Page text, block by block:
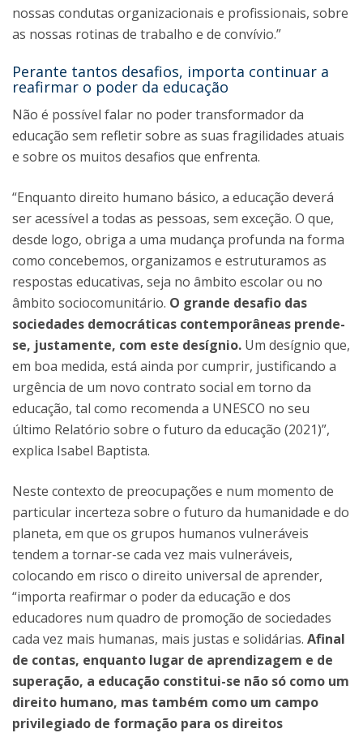
nossas condutas organizacionais e profissionais, sobre
as nossas rotinas de trabalho e de convívio.”
Perante tantos desafios, importa continuar a
reafirmar o poder da educação
Não é possível falar no poder transformador da
educação sem refletir sobre as suas fragilidades atuais
e sobre os muitos desafios que enfrenta.
“Enquanto direito humano básico, a educação deverá
ser acessível a todas as pessoas, sem exceção. O que,
desde logo, obriga a uma mudança profunda na forma
como concebemos, organizamos e estruturamos as
respostas educativas, seja no âmbito escolar ou no
âmbito sociocomunitário. O grande desafio das
sociedades democráticas contemporâneas prende-
se, justamente, com este desígnio. Um desígnio que,
em boa medida, está ainda por cumprir, justificando a
urgência de um novo contrato social em torno da
educação, tal como recomenda a UNESCO no seu
último Relatório sobre o futuro da educação (2021)”,
explica Isabel Baptista.
Neste contexto de preocupações e num momento de
particular incerteza sobre o futuro da humanidade e do
planeta, em que os grupos humanos vulneráveis
tendem a tornar-se cada vez mais vulneráveis,
colocando em risco o direito universal de aprender,
“importa reafirmar o poder da educação e dos
educadores num quadro de promoção de sociedades
cada vez mais humanas, mais justas e solidárias. Afinal
de contas, enquanto lugar de aprendizagem e de
superação, a educação constitui-se não só como um
direito humano, mas também como um campo
privilegiado de formação para os direitos